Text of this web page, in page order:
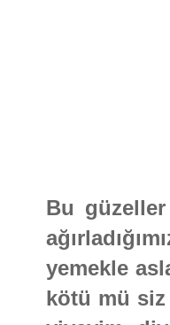
Bu
yemekle
kötü mü siz